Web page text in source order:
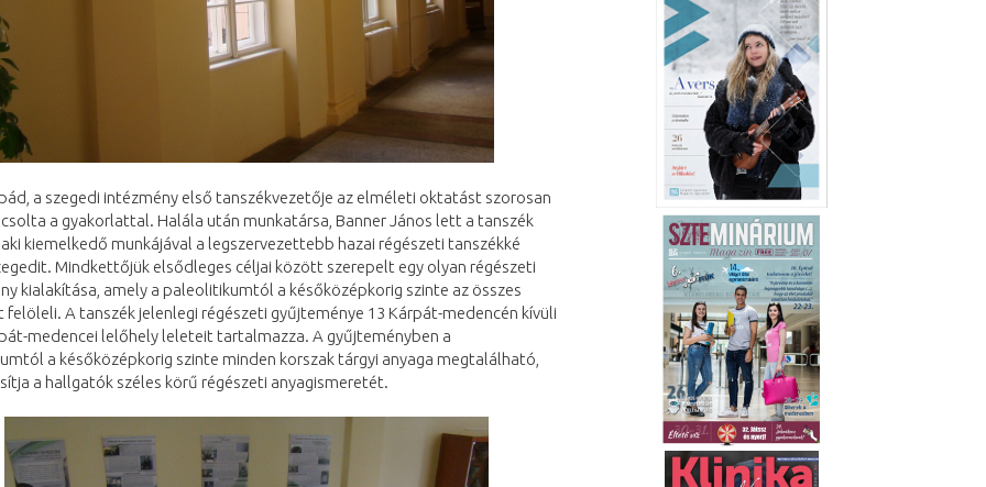
a szegedi intézmény első tanszékvezetője az elméleti oktatást szorosan
a gyakorlattal. Halála után munkatársa, Banner János lett a tanszék
kiemelkedő munkájával a legszervezettebb hazai régészeti tanszékké
Mindkettőjük elsődleges céljai között szerepelt egy olyan régészeti
kialakítása, amely a paleolitikumtól a későközépkorig szinte az összes
felöleli. A tanszék jelenlegi régészeti gyűjteménye 13 Kárpát-medencén kívüli
medencei lelőhely leleteit tartalmazza. A gyűjteményben a
a későközépkorig szinte minden korszak tárgyi anyaga megtalálható,
a hallgatók széles körű régészeti anyagismeretét.